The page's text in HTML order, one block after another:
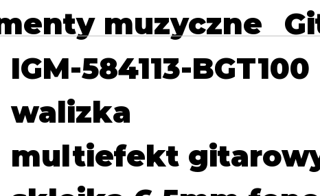
muzyczne
IGM-584113-BGT100
walizka
multiefekt